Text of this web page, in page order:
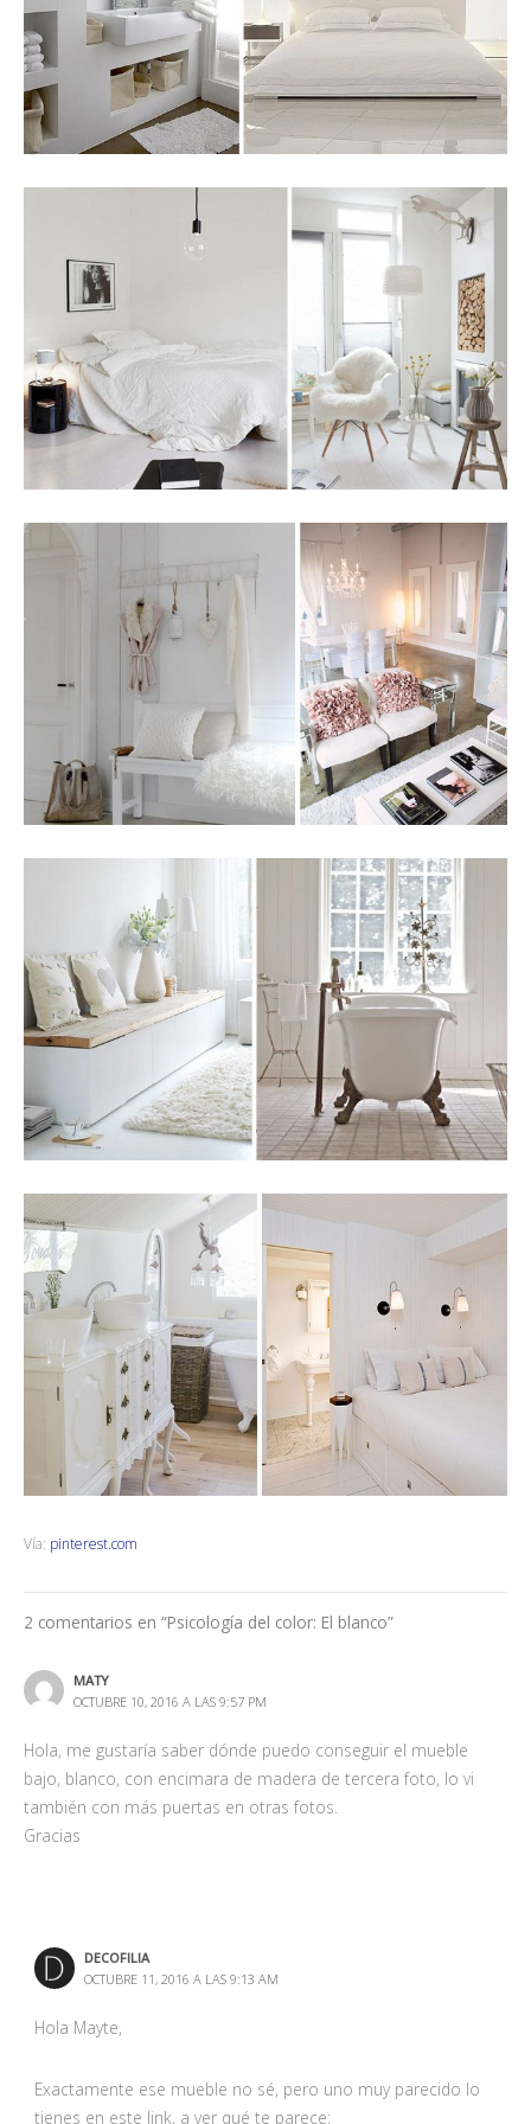
Vía: pinterest.com
2 comentarios en “Psicología del color: El blanco”
MATY
OCTUBRE 10, 2016 A LAS 9:57 PM
Hola, me gustaría saber dónde puedo conseguir el mueble
bajo, blanco, con encimara de madera de tercera foto, lo vi
también con más puertas en otras fotos.
Gracias
DECOFILIA
OCTUBRE 11, 2016 A LAS 9:13 AM
Hola Mayte,
Exactamente ese mueble no sé, pero uno muy parecido lo
tienes en este link, a ver qué te parece: